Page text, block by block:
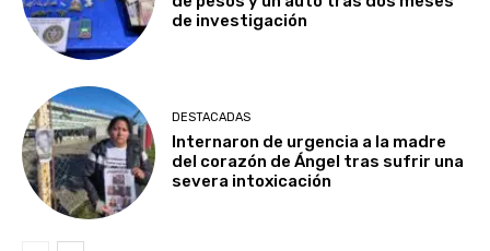
de investigación
DESTACADAS
Internaron de urgencia a la madre
del corazón de Ángel tras sufrir una
severa intoxicación